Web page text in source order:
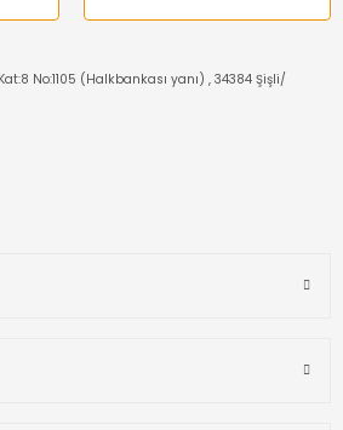
Kat:8 No:1105 (Halkbankası yanı) , 34384 Şişli/